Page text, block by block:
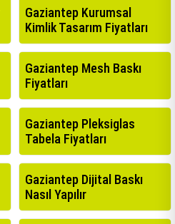
Gaziantep Kurumsal
Kimlik Tasarım Fiyatları
Gaziantep Mesh Baskı
Fiyatları
Gaziantep Pleksiglas
Tabela Fiyatları
Gaziantep Dijital Baskı
Nasıl Yapılır